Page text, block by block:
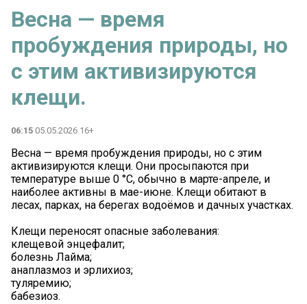
Весна — время
пробуждения природы, но
с этим активизируются
клещи.
06:15 05.05.2026 16+
Весна — время пробуждения природы, но с этим
активизируются клещи. Они просыпаются при
температуре выше 0 °C, обычно в марте-апреле, и
наиболее активны в мае-июне. Клещи обитают в
лесах, парках, на берегах водоёмов и дачных участках.
Клещи переносят опасные заболевания:
клещевой энцефалит;
болезнь Лайма;
анаплазмоз и эрлихиоз;
туляремию;
бабезиоз.